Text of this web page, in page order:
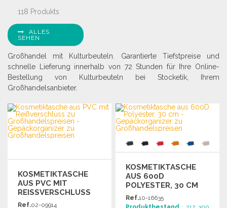
118 Produkts
ALLES
SEHEN
Großhandel mit Kulturbeuteln. Garantierte Tiefstpreise und
schnelle Lieferung innerhalb von 72 Stunden für Ihre Online-
Bestellung von Kulturbeuteln bei Stocketik, Ihrem
Großhandelsanbieter.
KOSMETIKTASCHE
AUS PVC MIT
REISSVERSCHLUSS
ZU G
Ref.02-09914
KOSMETIKTASCHE
AUS 600D
POLYESTER, 30 CM
Ref.10-16635